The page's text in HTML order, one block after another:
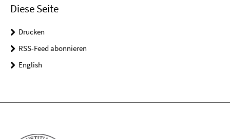
Diese Seite
Drucken
RSS-Feed abonnieren
English